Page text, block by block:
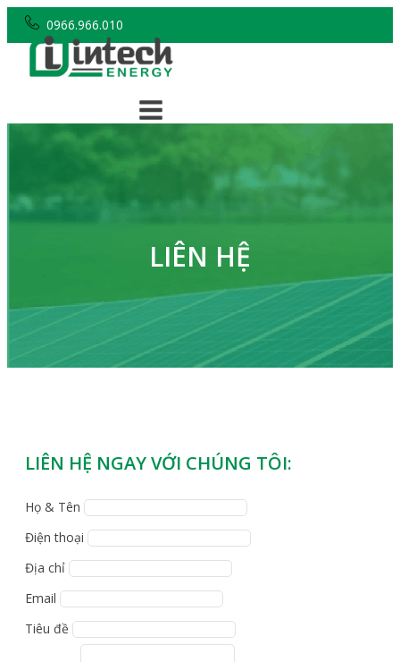
0966.966.010
LIÊN HỆ
LIÊN HỆ NGAY VỚI CHÚNG TÔI:
Họ & Tên
Điện thoại
Địa chỉ
Email
Tiêu đề